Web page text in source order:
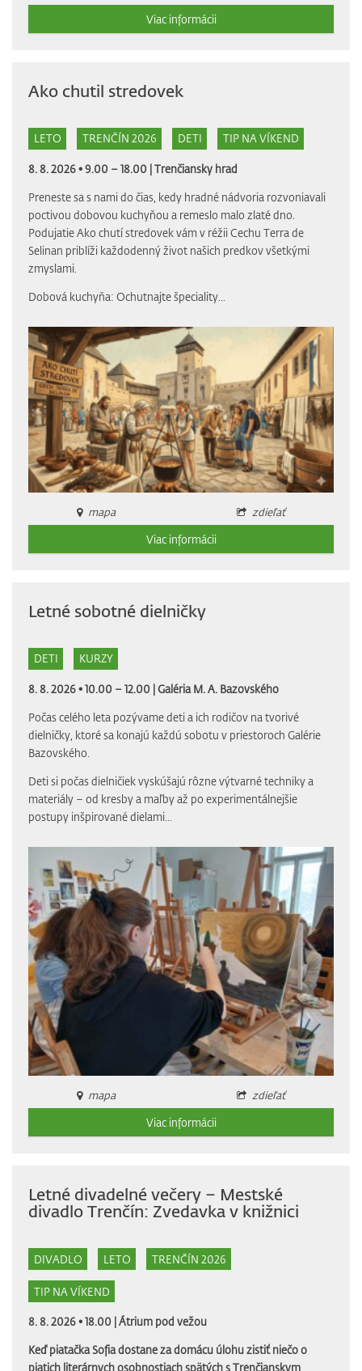
Viac informácii
Ako chutil stredovek
LETO TRENČÍN 2026 DETI TIP NA VÍKEND
8. 8. 2026 • 9.00 – 18.00 |Trenčiansky hrad
Preneste sa s nami do čias, kedy hradné nádvoria rozvoniavali
poctivou dobovou kuchyňou a remeslo malo zlaté dno.
Podujatie Ako chutí stredovek vám v réžii Cechu Terra de
Selinan priblíži každodenný život našich predkov všetkými
zmyslami.
Dobová kuchyňa: Ochutnajte špeciality...
mapa
zdieľať
Viac informácii
Letné sobotné dielničky
DETI KURZY
8. 8. 2026 • 10.00 – 12.00 |Galéria M. A. Bazovského
Počas celého leta pozývame deti a ich rodičov na tvorivé
dielničky, ktoré sa konajú každú sobotu v priestoroch Galérie
Bazovského.
Deti si počas dielničiek vyskúšajú rôzne výtvarné techniky a
materiály – od kresby a maľby až po experimentálnejšie
postupy inšpirované dielami...
mapa
zdieľať
Viac informácii
Letné divadelné večery – Mestské
divadlo Trenčín: Zvedavka v knižnici
DIVADLO LETO TRENČÍN 2026
TIP NA VÍKEND
8. 8. 2026 • 18.00 |Átrium pod vežou
Keď piatačka Sofia dostane za domácu úlohu zistiť niečo o
piatich literárnych osobnostiach spätých s Trenčianskym